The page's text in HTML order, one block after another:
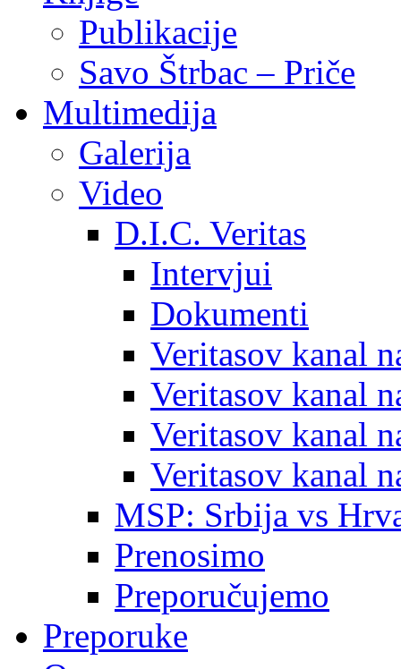
Publikacije
Savo Štrbac – Priče
Multimedija
Galerija
Video
D.I.C. Veritas
Intervjui
Dokumenti
Veritasov kanal
Veritasov kanal
Veritasov kanal
Veritasov kanal
MSP: Srbija vs
Prenosimo
Preporučujemo
Preporuke